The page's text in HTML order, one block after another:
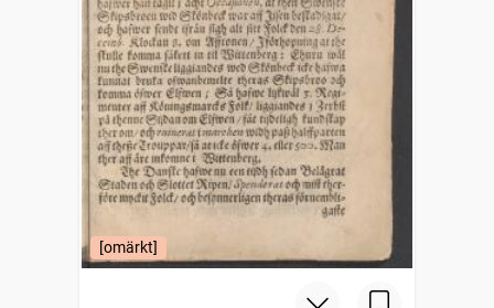
[omärkt]